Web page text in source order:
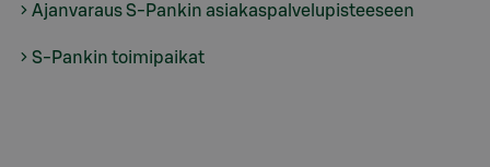
Ajanvaraus S-Pankin asiakaspalvelupisteeseen
S-Pankin toimipaikat